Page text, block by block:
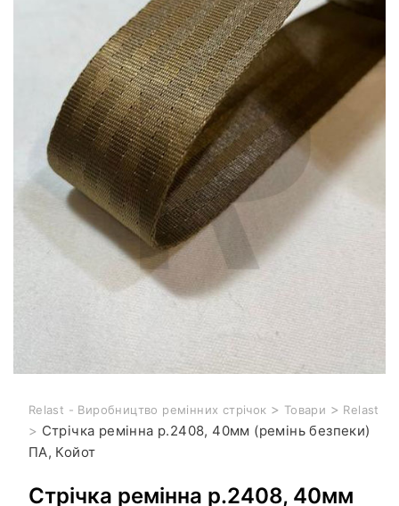
Relast - Виробництво ремінних стрічок > Товари > Relast
> Стрічка ремінна р.2408, 40мм (ремінь безпеки)
ПА, Койот
Стрічка ремінна р.2408, 40мм